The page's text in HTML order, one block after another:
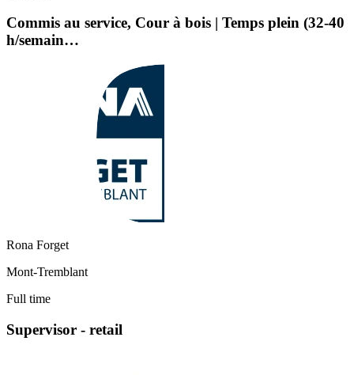
Commis au service, Cour à bois | Temps plein (32-40
h/semain…
Rona Forget
Mont-Tremblant
Full time
Supervisor - retail